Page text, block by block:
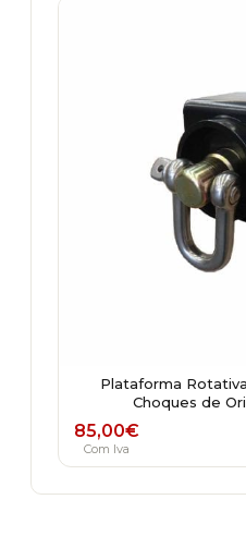
Plataforma
Choques de
85,00€
Com Iva